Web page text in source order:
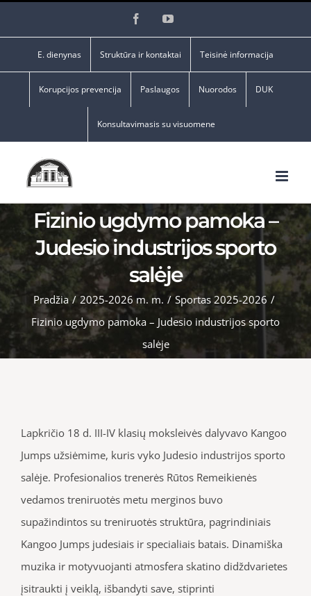
FacebookYouTube
E. dienynas Struktūra ir kontaktai Teisinė informacija
Korupcijos prevencija Paslaugos Nuorodos DUK
Konsultavimasis su visuomene
Fizinio ugdymo pamoka –
Judesio industrijos sporto
salėje
Pradžia / 2025-2026 m. m. / Sportas 2025-2026 /
Fizinio ugdymo pamoka – Judesio industrijos sporto
salėje
Lapkričio 18 d. III-IV klasių moksleivės dalyvavo Kangoo
Jumps užsiėmime, kuris vyko Judesio industrijos sporto
salėje. Profesionalios trenerės Rūtos Remeikienės
vedamos treniruotės metu merginos buvo
supažindintos su treniruotės struktūra, pagrindiniais
Kangoo Jumps judesiais ir specialiais batais. Dinamiška
muzika ir motyvuojanti atmosfera skatino didždvarietes
įsitraukti į veiklą, išbandyti save, stiprinti